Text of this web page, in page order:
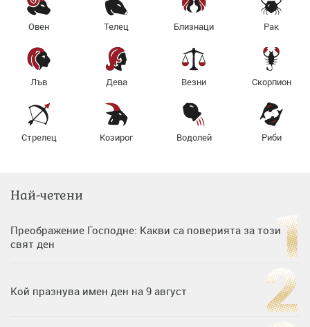
Овен Телец Близнаци Рак
Лъв Дева Везни Скорпион
Стрелец Козирог Водолей Риби
Най-четени
Преображение Господне: Какви са поверията за този
свят ден
Кой празнува имен ден на 9 август